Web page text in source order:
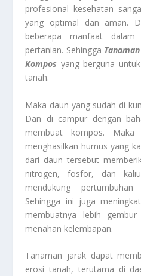
profesional kesehatan
yang optimal dan aman.
beberapa manfaat
pertanian. Sehingga
Kompos yang berguna
tanah.
Maka daun yang sudah di
Dan di campur dengan
membuat kompos. Maka
menghasilkan humus yang
dari daun tersebut
nitrogen, fosfor, dan
mendukung
Sehingga ini juga
membuatnya lebih
menahan kelembapan.
Tanaman jarak dapat
erosi tanah, terutama di